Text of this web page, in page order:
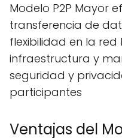
Modelo P2P Mayor
transferencia de
flexibilidad en la red
infraestructura y
seguridad y
participantes
Ventajas del